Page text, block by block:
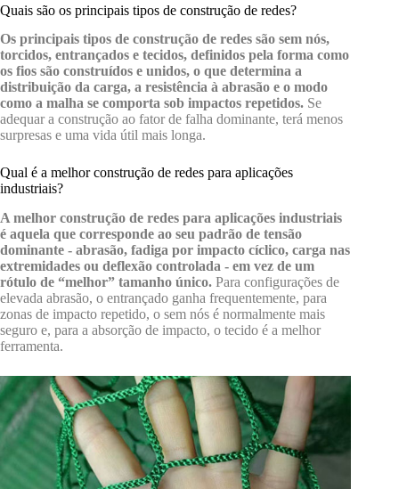
Quais são os principais tipos de construção de redes?
Os principais tipos de construção de redes são sem nós,
torcidos, entrançados e tecidos, definidos pela forma como
os fios são construídos e unidos, o que determina a
distribuição da carga, a resistência à abrasão e o modo
como a malha se comporta sob impactos repetidos. Se
adequar a construção ao fator de falha dominante, terá menos
surpresas e uma vida útil mais longa.
Qual é a melhor construção de redes para aplicações
industriais?
A melhor construção de redes para aplicações industriais
é aquela que corresponde ao seu padrão de tensão
dominante - abrasão, fadiga por impacto cíclico, carga nas
extremidades ou deflexão controlada - em vez de um
rótulo de “melhor” tamanho único. Para configurações de
elevada abrasão, o entrançado ganha frequentemente, para
zonas de impacto repetido, o sem nós é normalmente mais
seguro e, para a absorção de impacto, o tecido é a melhor
ferramenta.